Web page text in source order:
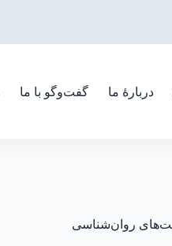
دربارهٔ ما گفت‌و‌گو با ما
روان‌شناسی